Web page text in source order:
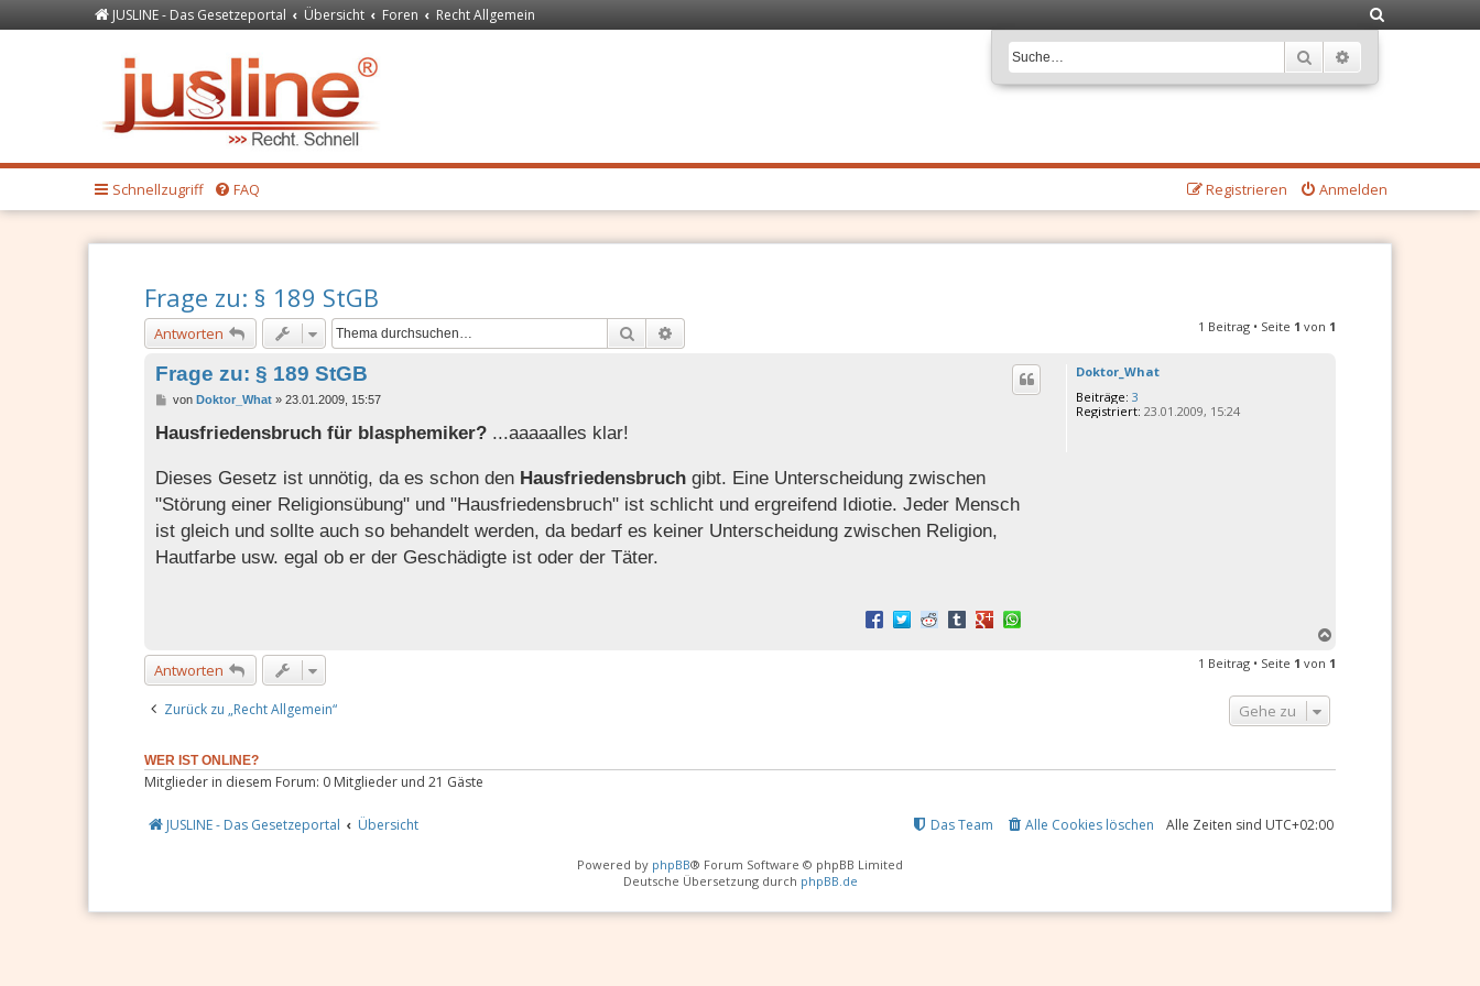
JUSLINE - Das Gesetzeportal Übersicht Foren Recht Allgemein
Suche
Schnellzugriff FAQ Anmelden
Registrieren
Frage zu: § 189 StGB
Antworten Suche 1 Beitrag • Seite 1 von 1
Doktor_What
Beiträge: 3
Registriert: 23.01.2009, 15:24
Frage zu: § 189 StGB
B
i
t
a
g
von Doktor_What» 23.01.2009, 15:57
Hausfriedensbruch für blasphemiker? ...aaaaalles klar!
Dieses Gesetz ist unnötig, da es schon den Hausfriedensbruch gibt. Eine Unterscheidung zwischen
"Störung einer Religionsübung" und "Hausfriedensbruch" ist schlicht und ergreifend Idiotie. Jeder Mensch
ist gleich und sollte auch so behandelt werden, da bedarf es keiner Unterscheidung zwischen Religion,
Hautfarbe usw. egal ob er der Geschädigte ist oder der Täter.
n
Antworten 1 Beitrag • Seite 1 von 1
Zurück zu „Recht Allgemein“ Gehe zu
WER IST ONLINE?
Mitglieder in diesem Forum: 0 Mitglieder und 21 Gäste
JUSLINE - Das Gesetzeportal Übersicht Alle Zeiten sind UTC+02:00
Alle Cookies löschen
Das Team
Powered by phpBB® Forum Software © phpBB Limited
Deutsche Übersetzung durch phpBB.de